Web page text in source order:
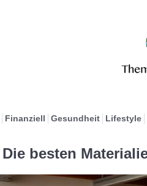
Finanziell Gesundheit Lifestyle
Die besten